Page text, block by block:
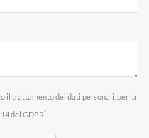
il trattamento dei dati personali, per la
del GDPR*